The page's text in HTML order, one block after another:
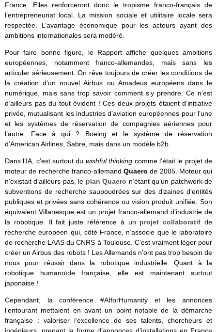
France. Elles renforceront donc le tropisme franco-français de
l’entrepreneuriat local. La mission sociale et utilitaire locale sera
respectée. L’avantage économique pour les acteurs ayant des
ambitions internationales sera modéré.
Pour faire bonne figure, le Rapport affiche quelques ambitions
européennes, notamment franco-allemandes, mais sans les
articuler sérieusement. On rêve toujours de créer les conditions de
la création d’un nouvel Airbus ou Amadeus européens dans le
numérique, mais sans trop savoir comment s’y prendre. Ce n’est
d’ailleurs pas du tout évident ! Ces deux projets étaient d’initiative
privée, mutualisant les industries d’aviation européennes pour l’une
et les systèmes de réservation de compagnies aériennes pour
l’autre. Face à qui ? Boeing et le système de réservation
d’American Airlines, Sabre, mais dans un modèle b2b.
Dans l’IA, c’est surtout du wishful thinking comme l’était le projet de
moteur de recherche franco-allemand Quaero de 2005. Moteur qui
n’existait d’ailleurs pas, le plan Quaero n’étant qu’un patchwork de
subventions de recherche saupoudrées sur des dizaines d’entités
publiques et privées sans cohérence ou vision produit unifiée. Son
équivalent Villanesque est un projet franco-allemand d’industrie de
la robotique. Il fait juste référence à un projet collaboratif de
recherche européen qui, côté France, n’associe que le laboratoire
de recherche LAAS du CNRS à Toulouse. C’est vraiment léger pour
créer un Airbus des robots ! Les Allemands n’ont pas trop besoin de
nous pour réussir dans la robotique industrielle. Quant à la
robotique humanoïde française, elle est maintenant surtout
japonaise !
Cependant, la conférence #AIforHumanity et les annonces
l’entourant mettaient en avant un point notable de la démarche
française : valoriser l’excellence de ses talents, chercheurs et